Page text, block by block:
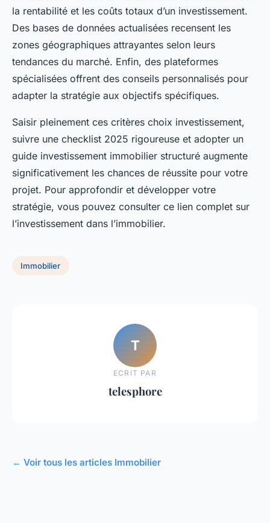
la rentabilité et les coûts totaux d’un investissement.
Des bases de données actualisées recensent les
zones géographiques attrayantes selon leurs
tendances du marché. Enfin, des plateformes
spécialisées offrent des conseils personnalisés pour
adapter la stratégie aux objectifs spécifiques.
Saisir pleinement ces critères choix investissement,
suivre une checklist 2025 rigoureuse et adopter un
guide investissement immobilier structuré augmente
significativement les chances de réussite pour votre
projet. Pour approfondir et développer votre
stratégie, vous pouvez consulter ce lien complet sur
l’investissement dans l’immobilier.
Immobilier
T
ECRIT PAR
telesphore
← Voir tous les articles Immobilier